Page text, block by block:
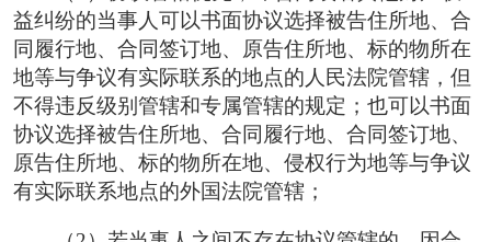
益纠纷的当事人可以书面协议选择被告住所地、合
同履行地、合同签订地、原告住所地、标的物所在
地等与争议有实际联系的地点的人民法院管辖，但
不得违反级别管辖和专属管辖的规定；也可以书面
协议选择被告住所地、合同履行地、合同签订地、
原告住所地、标的物所在地、侵权行为地等与争议
有实际联系地点的外国法院管辖；